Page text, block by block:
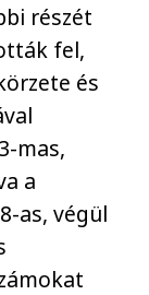
részét
fel,
és
mas,
a
as, végül